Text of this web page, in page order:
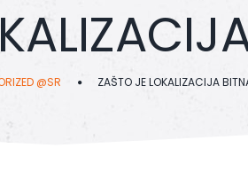
@SR ZAŠTO JE LOKALIZACIJA